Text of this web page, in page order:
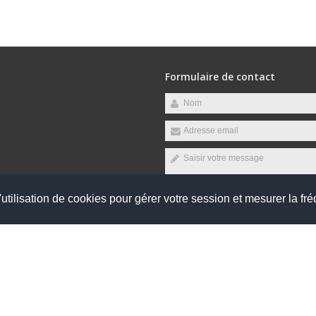
de cookies pour gérer votre session et mesurer la
Formulaire de contact